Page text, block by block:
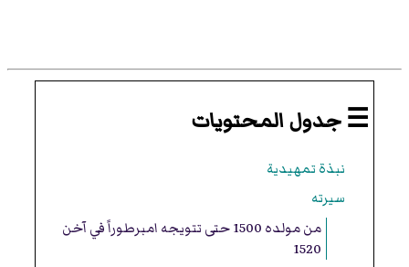
☰ جدول المحتويات
نبذة تمهيدية
سيرته
من مولده 1500 حتى تتويجه امبرطوراً في آخن
1520